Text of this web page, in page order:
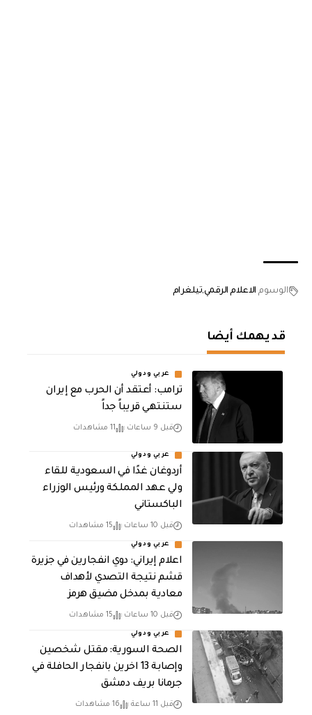
الوسوم الاعلام الرقميتيلغرام
قد يهمك أيضا
عربي ودولي
‏ترامب: أعتقد أن الحرب مع إيران
ستنتهي قريباً جداً
قبل 9 ساعات 11 مشاهدات
عربي ودولي
أردوغان غدًا في السعودية للقاء
ولي عهد المملكة ورئيس الوزراء
الباكستاني
قبل 10 ساعات 15 مشاهدات
عربي ودولي
اعلام إيراني: دوي انفجارين في جزيرة
قشم نتيجة التصدي لأهداف
معادية بمدخل مضيق هرمز
قبل 10 ساعات 15 مشاهدات
عربي ودولي
الصحة السورية: مقتل شخصين
وإصابة 13 اخرين بانفجار الحافلة في
جرمانا بريف دمشق
قبل 11 ساعة 16 مشاهدات